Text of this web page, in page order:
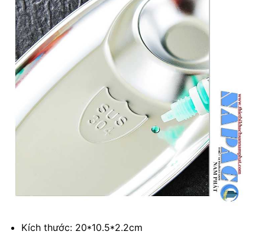
Kích thước: 20*10.5*2.2cm